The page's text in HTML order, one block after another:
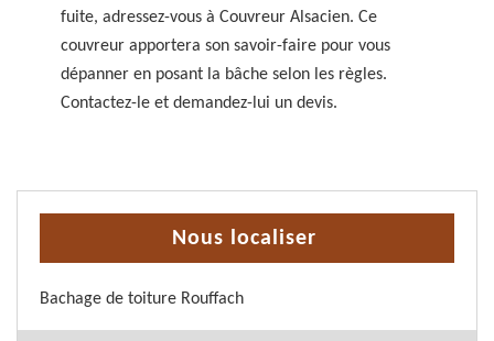
fuite, adressez-vous à Couvreur Alsacien. Ce
couvreur apportera son savoir-faire pour vous
dépanner en posant la bâche selon les règles.
Contactez-le et demandez-lui un devis.
Nous localiser
Bachage de toiture Rouffach